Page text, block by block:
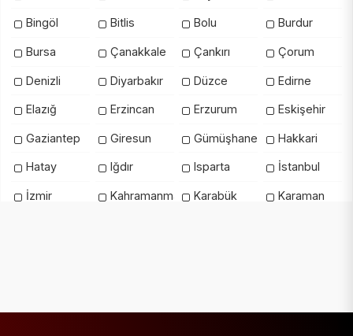
Bingöl Bitlis Bolu Burdur
Bursa Çanakkale Çankırı Çorum
Denizli Diyarbakır Düzce Edirne
Elazığ Erzincan Erzurum Eskişehir
Gaziantep Giresun Gümüşhane Hakkari
Hatay Iğdır Isparta İstanbul
İzmir KahramanmaraşKarabük Karaman
Mardin Mersin Muğla Muş